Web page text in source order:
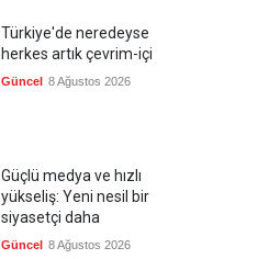
Türkiye'de neredeyse
herkes artık çevrim-içi
Güncel 8 Ağustos 2026
Güçlü medya ve hızlı
yükseliş: Yeni nesil bir
siyasetçi daha
Güncel 8 Ağustos 2026